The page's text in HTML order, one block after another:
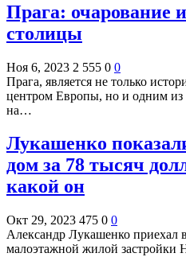
Прага: очарование
столицы
Ноя 6, 2023 2 555 0 0
Прага, является не только
центром Европы, но и одним
на…
Лукашенко
дом за 78 тысяч
какой он
Окт 29, 2023 475 0 0
Александр Лукашенко приехал
малоэтажной жилой застройки